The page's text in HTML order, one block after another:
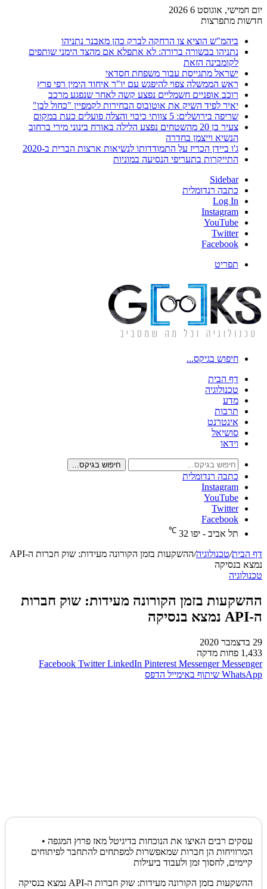
יום חמישי, אוגוסט 6 2026
חדשות מתפרצות
ביהמ"ש הוציא צו הרחקה לברק כהן מאבנר נתניהו
נתניהו בבשורה ברורה: לא אתפלא אם מהצד הימני שותפים
לקומבינה הזאת
ישראל מתגייסת עבור משפחת חסדאי
ראש הממשלה צפוי להיפגש עם יו"ר איחוד הימין רפי פרץ
רוכב אופניים חשמליים נפצע קשה לאחר שנפגע מרכב
יאיר לפיד השיק את אוטובוס הבחירות לקמפיין "כחול לבן"
שריפה בירושלים: 5 צוותי כיבוי והצלה פועלים כעת במקום
צעיר בן 20 מהשטחים נפצע הלילה באורח בינוני מירי ברחוב
הנשיא וייצמן בחדרה
ג'ו ביידן הכריז על התמודדותו לנשיאות ארצות הברית ב-2020
התייקרות בתעריפי הנסיעה במוניות
Sidebar
כתבה רנדומלית
Log In
Instagram
YouTube
Twitter
Facebook
תפריט
חיפוש בגיקס...
דף הבית
טכנולוגיה
מדע
תרבות
אינטרנט
סושיאל
וידאו
חיפוש בגיקס...
כתבה רנדומלית
Instagram
YouTube
Twitter
Facebook
תל אביב - יפו 32
℃
דף הבית/טכנולוגיה/
ההשקעות בזמן הקורונה מעידות: שוק חברות ה-API
נמצא בנסיקה
טכנולוגיה
ההשקעות בזמן הקורונה מעידות: שוק חברות
ה-API נמצא בנסיקה
29 בדצמבר 2020
1,433 פחות מדקה
Facebook Twitter LinkedIn Pinterest Messenger Messenger
WhatsApp שיתוף באימייל הדפס
עסקים רבים האיצו את הנוכחות בדיגיטל מאז פרוץ המגפה •
המרוויחות הן חברות שמאפשרות למפתחים להתחבר לפיתוחים
קיימים, לחסוך זמן ולעבוד ביעילות
ההשקעות בזמן הקורונה מעידות: שוק חברות ה-API נמצא בנסיקה